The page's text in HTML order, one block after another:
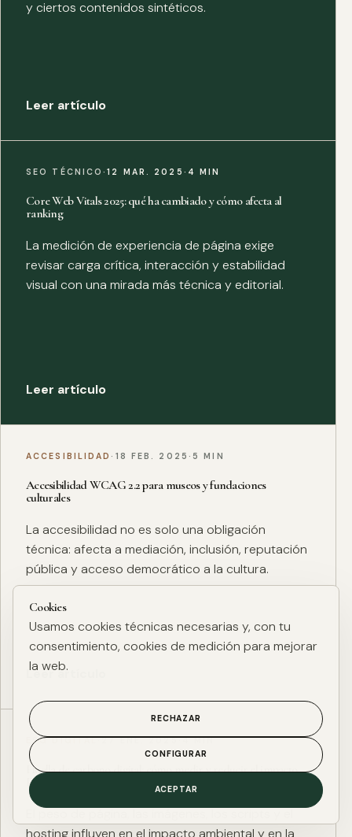
y ciertos contenidos sintéticos.
Leer artículo
SEO TÉCNICO·12 MAR. 2025 · 4 MIN
Core Web Vitals 2025: qué ha cambiado y cómo afecta al
ranking
La medición de experiencia de página exige
revisar carga crítica, interacción y estabilidad
visual con una mirada más técnica y editorial.
Leer artículo
ACCESIBILIDAD · 18 FEB. 2025 · 5 MIN
Accesibilidad WCAG 2.2 para museos y fundaciones
culturales
La accesibilidad no es solo una obligación
técnica: afecta a mediación, inclusión, reputación
pública y acceso democrático a la cultura.
Leer artículo
ESG DIGITAL·27 ENE. 2025·4 MIN
Huella de carbono digital: cómo medir y reducir el impacto
ESG de una web
El peso de página, las imágenes, los scripts y el
hosting influyen en el impacto ambiental y en la
Cookies
Usamos cookies técnicas necesarias y, con tu
consentimiento, cookies de medición para mejorar
la web.
RECHAZAR
CONFIGURAR
ACEPTAR